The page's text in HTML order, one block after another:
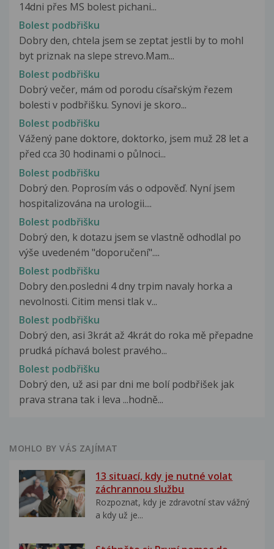
14dni přes MS bolest pichani...
Bolest podbřišku
Dobry den, chtela jsem se zeptat jestli by to mohl
byt priznak na slepe strevo.Mam...
Bolest podbřišku
Dobrý večer, mám od porodu císařským řezem
bolesti v podbřišku. Synovi je skoro...
Bolest podbřišku
Vážený pane doktore, doktorko, jsem muž 28 let a
před cca 30 hodinami o půlnoci...
Bolest podbřišku
Dobrý den. Poprosím vás o odpověď. Nyní jsem
hospitalizována na urologii....
Bolest podbřišku
Dobrý den, k dotazu jsem se vlastně odhodlal po
výše uvedeném "doporučení"....
Bolest podbřišku
Dobry den.posledni 4 dny trpim navaly horka a
nevolnosti. Citim mensi tlak v...
Bolest podbřišku
Dobrý den, asi 3krát až 4krát do roka mě přepadne
prudká píchavá bolest pravého...
Bolest podbřišku
Dobrý den, už asi par dni me bolí podbřišek jak
prava strana tak i leva ...hodně...
MOHLO BY VÁS ZAJÍMAT
13 situací, kdy je nutné volat
záchrannou službu
Rozpoznat, kdy je zdravotní stav vážný
a kdy už je...